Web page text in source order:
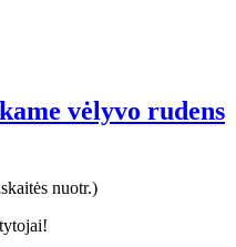
vėlyvo rudens